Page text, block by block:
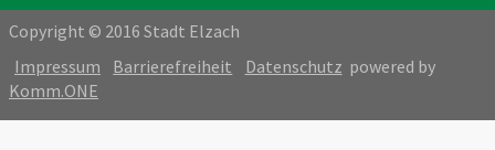
Copyright © 2016 Stadt Elzach
Impressum
Barrierefreiheit Datenschutz powered by
Komm.ONE